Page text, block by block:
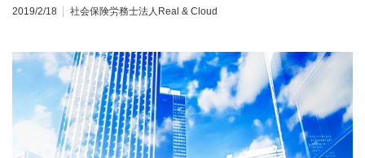
2019/2/18 社会保険労務士法人Real & Cloud